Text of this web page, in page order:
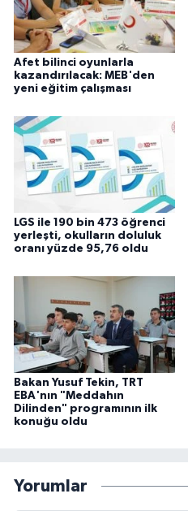
Afet bilinci oyunlarla
kazandırılacak: MEB'den
yeni eğitim çalışması
LGS ile 190 bin 473 öğrenci
yerleşti, okulların doluluk
oranı yüzde 95,76 oldu
Bakan Yusuf Tekin, TRT
EBA'nın "Meddahın
Dilinden" programının ilk
konuğu oldu
Yorumlar